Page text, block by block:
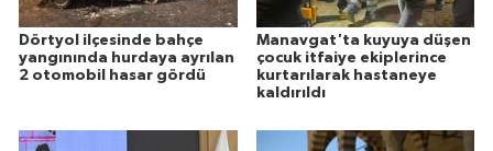
Dörtyol ilçesinde bahçe
yangınında hurdaya ayrılan
2 otomobil hasar gördü
Manavgat'ta kuyuya düşen
çocuk itfaiye ekiplerince
kurtarılarak hastaneye
kaldırıldı